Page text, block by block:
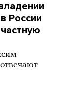
России